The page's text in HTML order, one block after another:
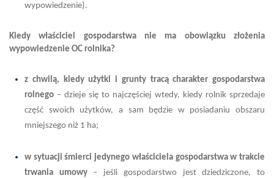
wypowiedzenie).
Kiedy właściciel gospodarstwa nie ma obowiązku złożenia
wypowiedzenie OC rolnika?
z chwilą, kiedy użytki i grunty tracą charakter gospodarstwa
rolnego – dzieje się to najczęściej wtedy, kiedy rolnik sprzedaje
część swoich użytków, a sam będzie w posiadaniu obszaru
mniejszego niż 1 ha;
w sytuacji śmierci jedynego właściciela gospodarstwa w trakcie
trwania umowy – jeśli gospodarstwo jest dziedziczone, to